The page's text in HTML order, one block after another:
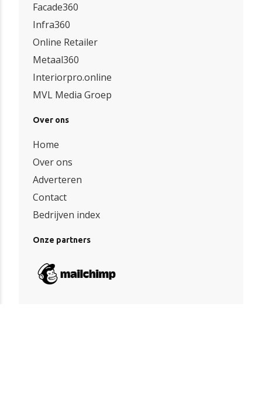
Facade360
Infra360
Online Retailer
Metaal360
Interiorpro.online
MVL Media Groep
Over ons
Home
Over ons
Adverteren
Contact
Bedrijven index
Onze partners